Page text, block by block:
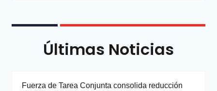
Últimas Noticias
Fuerza de Tarea Conjunta consolida reducción